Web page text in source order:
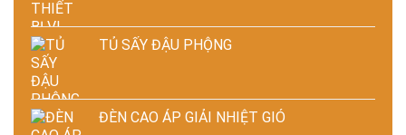
TỦ SẤY ĐẬU PHỘNG
ĐÈN CAO ÁP GIẢI NHIỆT GIÓ